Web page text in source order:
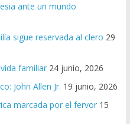
ante un mundo
sigue reservada al clero 29
familiar 24 junio, 2026
John Allen Jr. 19 junio, 2026
marcada por el fervor 15